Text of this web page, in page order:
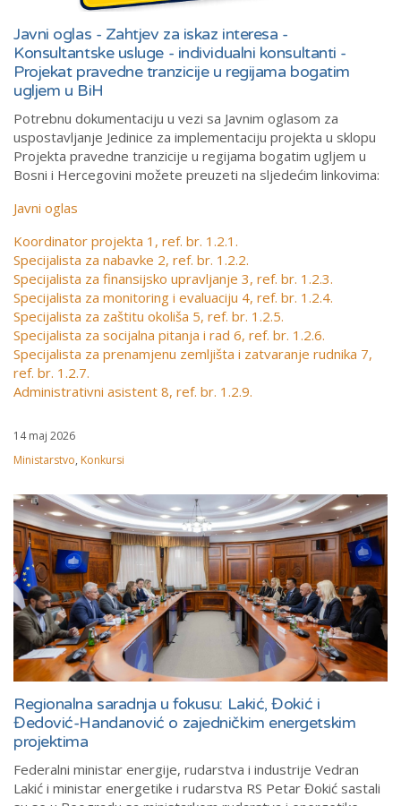
Javni oglas - Zahtjev za iskaz interesa -
Konsultantske usluge - individualni konsultanti -
Projekat pravedne tranzicije u regijama bogatim
ugljem u BiH
Potrebnu dokumentaciju u vezi sa Javnim oglasom za
uspostavljanje Jedinice za implementaciju projekta u sklopu
Projekta pravedne tranzicije u regijama bogatim ugljem u
Bosni i Hercegovini možete preuzeti na sljedećim linkovima:
Javni oglas
Koordinator projekta 1, ref. br. 1.2.1.
Specijalista za nabavke 2, ref. br. 1.2.2.
Specijalista za finansijsko upravljanje 3, ref. br. 1.2.3.
Specijalista za monitoring i evaluaciju 4, ref. br. 1.2.4.
Specijalista za zaštitu okoliša 5, ref. br. 1.2.5.
Specijalista za socijalna pitanja i rad 6, ref. br. 1.2.6.
Specijalista za prenamjenu zemljišta i zatvaranje rudnika 7,
ref. br. 1.2.7.
Administrativni asistent 8, ref. br. 1.2.9.
14 maj 2026
Ministarstvo, Konkursi
Regionalna saradnja u fokusu: Lakić, Đokić i
Đedović-Handanović o zajedničkim energetskim
projektima
Federalni ministar energije, rudarstva i industrije Vedran
Lakić i ministar energetike i rudarstva RS Petar Đokić sastali